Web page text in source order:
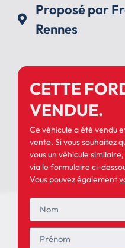
Proposé par
Rennes
CETTE
VENDUE.
Ce véhicule a été vendu
vente. Si vous souhaitez
vous un véhicule
via le formulaire ci-
Vous pouvez également